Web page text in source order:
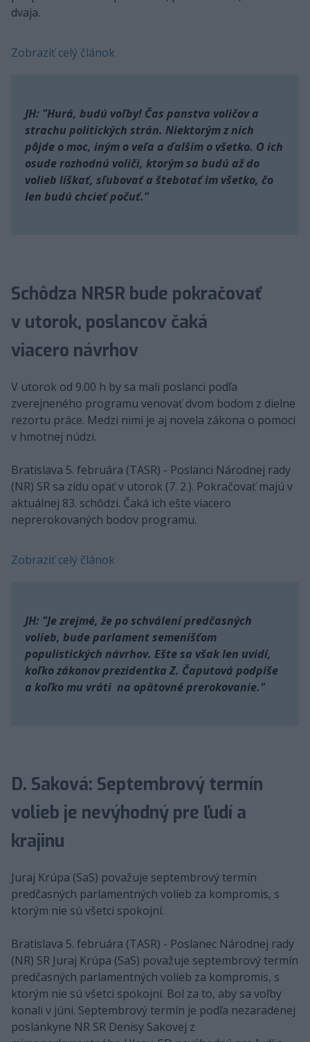
dvaja.
Zobraziť celý článok
JH: "Hurá, budú voľby! Čas panstva voličov a
strachu politických strán. Niektorým z nich
pôjde o moc, iným o veľa a ďalším o všetko. O ich
osude rozhodnú voliči, ktorým sa budú až do
volieb líškať, sľubovať a štebotať im všetko, čo
len budú chcieť počuť."
Schôdza NRSR bude pokračovať
v utorok, poslancov čaká
viacero návrhov
V utorok od 9.00 h by sa mali poslanci podľa
zverejneného programu venovať dvom bodom z dielne
rezortu práce. Medzi nimi je aj novela zákona o pomoci
v hmotnej núdzi.
Bratislava 5. februára (TASR) - Poslanci Národnej rady
(NR) SR sa zídu opäť v utorok (7. 2.). Pokračovať majú v
aktuálnej 83. schôdzi. Čaká ich ešte viacero
neprerokovaných bodov programu.
Zobraziť celý článok
JH: "Je zrejmé, že po schválení predčasných
volieb, bude parlament semenišťom
populistických návrhov. Ešte sa však len uvidí,
koľko zákonov prezidentka Z. Čaputová podpíše
a koľko mu vráti na opätovné prerokovanie."
D. Saková: Septembrový termín
volieb je nevýhodný pre ľudí a
krajinu
Juraj Krúpa (SaS) považuje septembrový termín
predčasných parlamentných volieb za kompromis, s
ktorým nie sú všetci spokojní.
Bratislava 5. februára (TASR) - Poslanec Národnej rady
(NR) SR Juraj Krúpa (SaS) považuje septembrový termín
predčasných parlamentných volieb za kompromis, s
ktorým nie sú všetci spokojní. Bol za to, aby sa voľby
konali v júni. Septembrový termín je podľa nezaradenej
poslankyne NR SR Denisy Sakovej z